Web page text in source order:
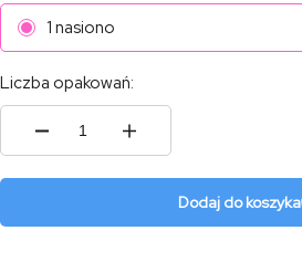
1 nasiono
Liczba opakowań:
ilość
Dodaj do koszyka